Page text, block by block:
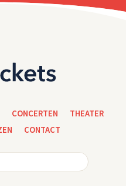
CONCERTEN
THEATER
CONTACT